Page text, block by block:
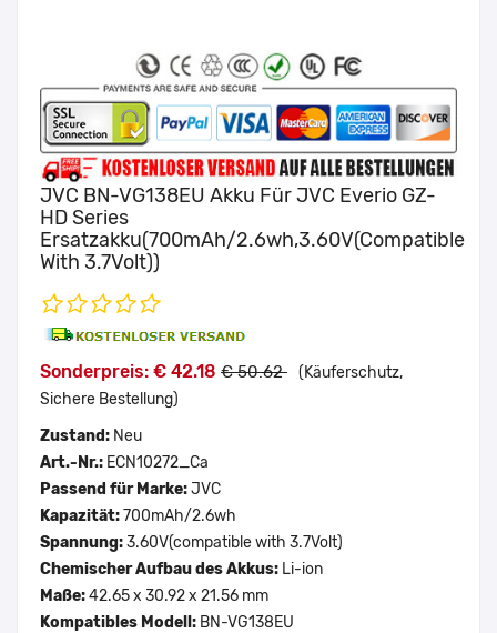
JVC BN-VG138EU Akku Für JVC Everio GZ-
HD Series
Ersatzakku(700mAh/2.6wh,3.60V(compatible
With 3.7Volt))
Sonderpreis: € 42.18 € 50.62 (Käuferschutz,
Sichere Bestellung)
Zustand: Neu
Art.-Nr.: ECN10272_Ca
Passend für Marke:JVC
Kapazität:700mAh/2.6wh
Spannung:3.60V(compatible with 3.7Volt)
Chemischer Aufbau des Akkus: Li-ion
Maße:42.65 x 30.92 x 21.56 mm
Kompatibles Modell: BN-VG138EU